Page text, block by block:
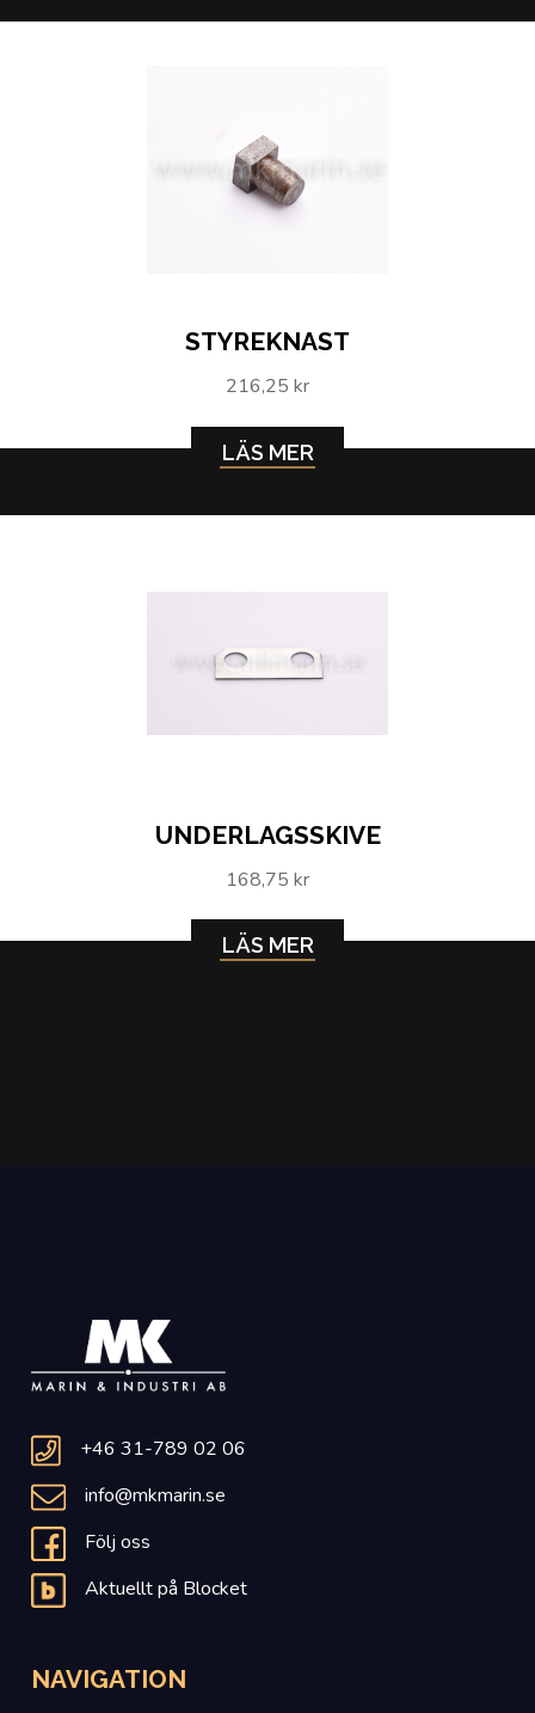
STYREKNAST
216,25 kr
LÄS MER
UNDERLAGSSKIVE
168,75 kr
LÄS MER
+46 31-789 02 06
info@mkmarin.se
Följ oss
Aktuellt på Blocket
NAVIGATION